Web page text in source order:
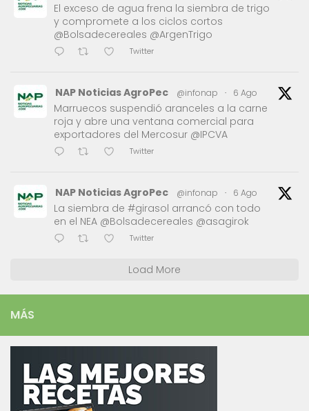
El exceso de agua frena la siembra de trigo
y compromete a los ciclos cortos
@Bolsadecereales @ArgenTrigo
Twitter
NAP Noticias AgroPec @infonap · 6 Ago
Marruecos suspendió aranceles a la carne
roja y abre una ventana comercial para
exportadores del Mercosur @IPCVA
Twitter
NAP Noticias AgroPec @infonap · 6 Ago
La siembra de #girasol arrancó con todo
en el NEA @Bolsadecereales @asagirok
Twitter
Load More
MÁS